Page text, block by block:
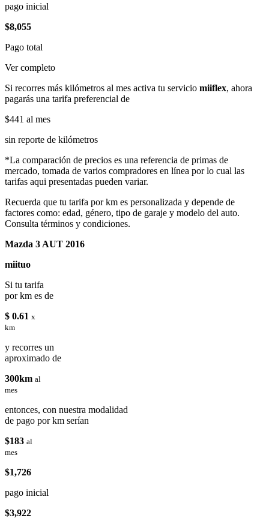
pago inicial
$8,055
Pago total
Ver completo
Si recorres más kilómetros al mes activa tu servicio miiflex, ahora
pagarás una tarifa preferencial de
$441 al mes
sin reporte de kilómetros
*La comparación de precios es una referencia de primas de
mercado, tomada de varios compradores en línea por lo cual las
tarifas aqui presentadas pueden variar.
Recuerda que tu tarifa por km es personalizada y depende de
factores como: edad, género, tipo de garaje y modelo del auto.
Consulta términos y condiciones.
Mazda 3 AUT 2016
miituo
Si tu tarifa
por km es de
$ 0.61 x
km
y recorres un
aproximado de
300km al
mes
entonces, con nuestra modalidad
de pago por km serían
$183 al
mes
$1,726
pago inicial
$3,922